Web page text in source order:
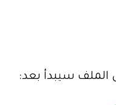
الملف سيبدأ بعد: